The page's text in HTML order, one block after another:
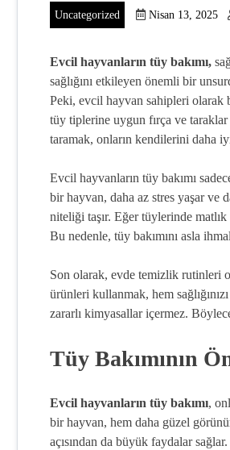
Uncategorized Nisan 13, 2025
Evcil hayvanların tüy bakımı,
sağlığını etkileyen önemli bir
Peki, evcil hayvan sahipleri olarak
tüy tiplerine uygun fırça ve taraklar
taramak, onların kendilerini daha
Evcil hayvanların tüy bakımı
bir hayvan, daha az stres yaşar ve
niteliği taşır. Eğer tüylerinde
Bu nedenle, tüy bakımını asla
Son olarak, evde temizlik rutinleri
ürünleri kullanmak, hem
zararlı kimyasallar içermez.
Tüy Bakımının
Evcil hayvanların tüy bakımı,
bir hayvan, hem daha güzel
açısından da büyük faydalar